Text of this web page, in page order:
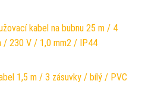
kabel na bubnu 25 m / 4
/ 230 V / 1,0 mm2 / IP44
1,5 m / 3 zásuvky / bílý / PVC